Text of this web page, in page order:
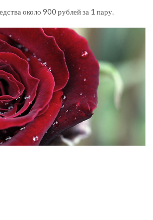
около 900 рублей за 1 пару.